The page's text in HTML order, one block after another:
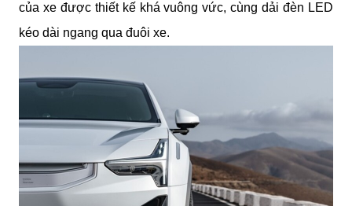
của xe được thiết kế khá vuông vức, cùng dải đèn LED
kéo dài ngang qua đuôi xe.